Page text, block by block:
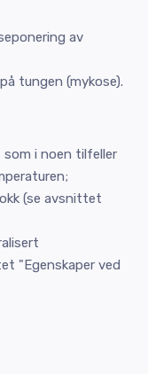
av
tungen (mykose).
i noen tilfeller
(se avsnittet
"Egenskaper ved